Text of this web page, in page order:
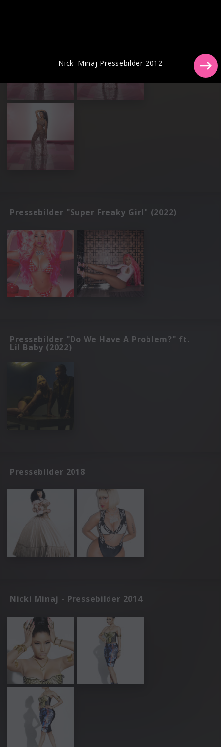
Pressebilder "Super Freaky Girl" (2022)
Pressebilder "Do We Have A Problem?" ft.
Lil Baby (2022)
Pressebilder 2018
Nicki Minaj - Pressebilder 2014
Nicki Minaj Pressebilder 2012